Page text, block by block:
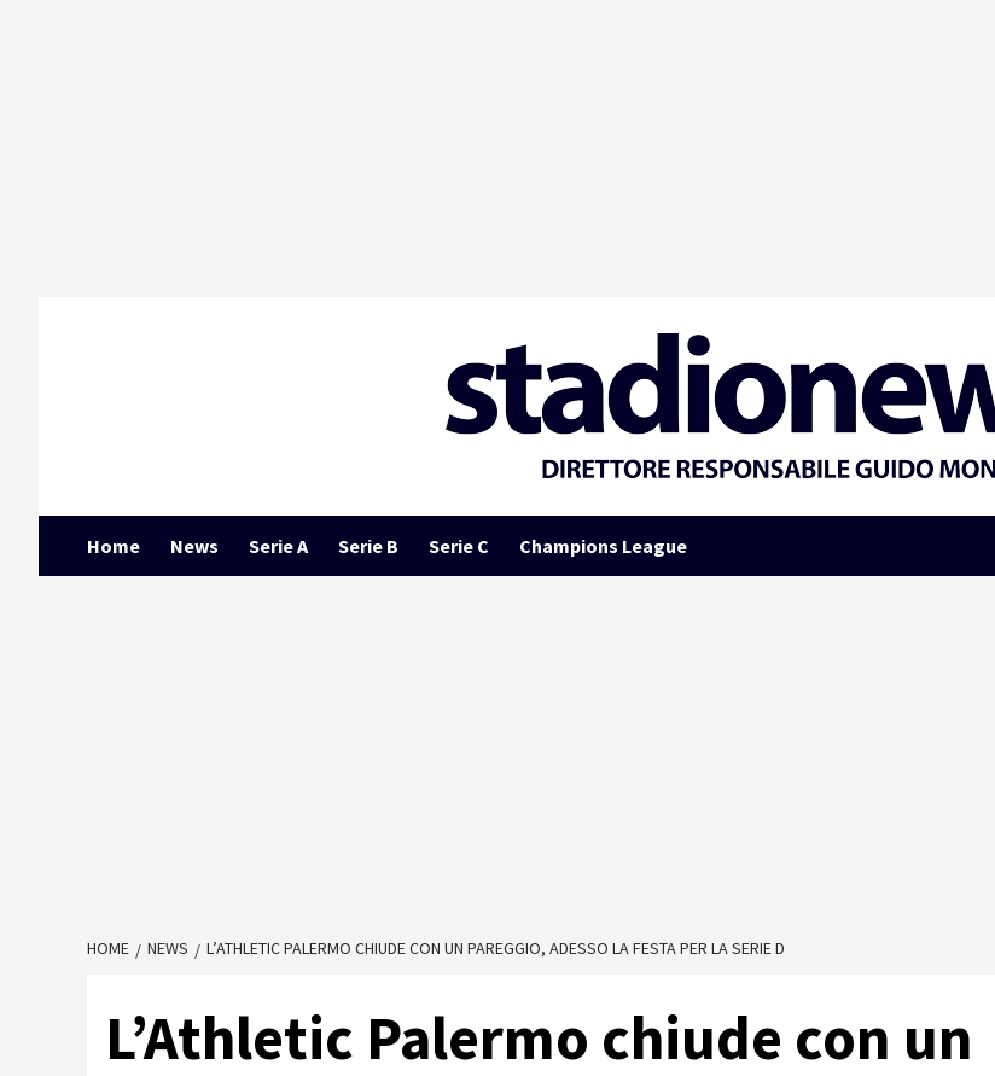
Home News Serie A Serie B Serie C Champions League
HOME NEWS L’ATHLETIC PALERMO CHIUDE CON UN PAREGGIO, ADESSO LA FESTA PER LA SERIE D
L’Athletic Palermo chiude con un